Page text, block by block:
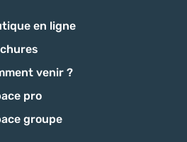
en ligne
venir ?
pro
groupe